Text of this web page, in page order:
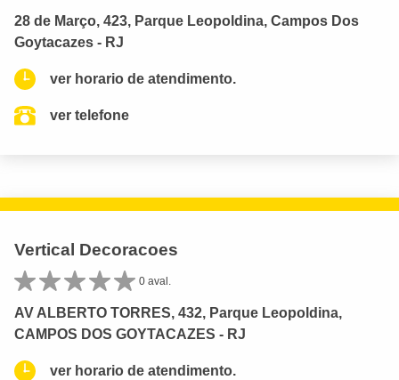
28 de Março, 423, Parque Leopoldina, Campos Dos
Goytacazes - RJ
ver horario de atendimento.
ver telefone
Vertical Decoracoes
0 aval.
AV ALBERTO TORRES, 432, Parque Leopoldina,
CAMPOS DOS GOYTACAZES - RJ
ver horario de atendimento.